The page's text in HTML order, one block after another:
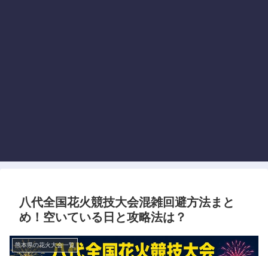
八代全国花火競技大会混雑回避方法まと
め！空いている日と攻略法は？
熊本県の花火大会一覧